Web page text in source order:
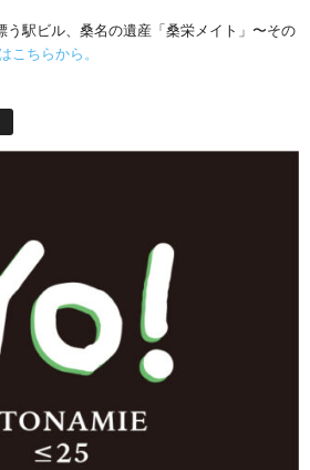
う駅ビル、桑名の遺産「桑栄メイト」〜その
こちらから。